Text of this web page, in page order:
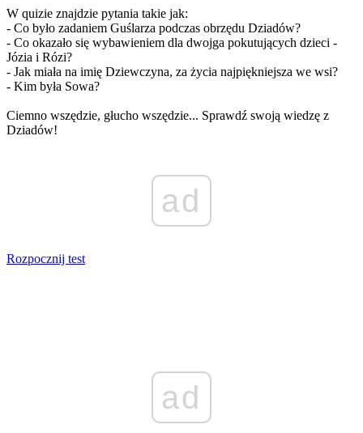
W quizie znajdzie pytania takie jak:
- Co było zadaniem Guślarza podczas obrzędu Dziadów?
- Co okazało się wybawieniem dla dwojga pokutujących dzieci -
Józia i Rózi?
- Jak miała na imię Dziewczyna, za życia najpiękniejsza we wsi?
- Kim była Sowa?
Ciemno wszędzie, głucho wszędzie... Sprawdź swoją wiedzę z
Dziadów!
ad
Rozpocznij test
ad